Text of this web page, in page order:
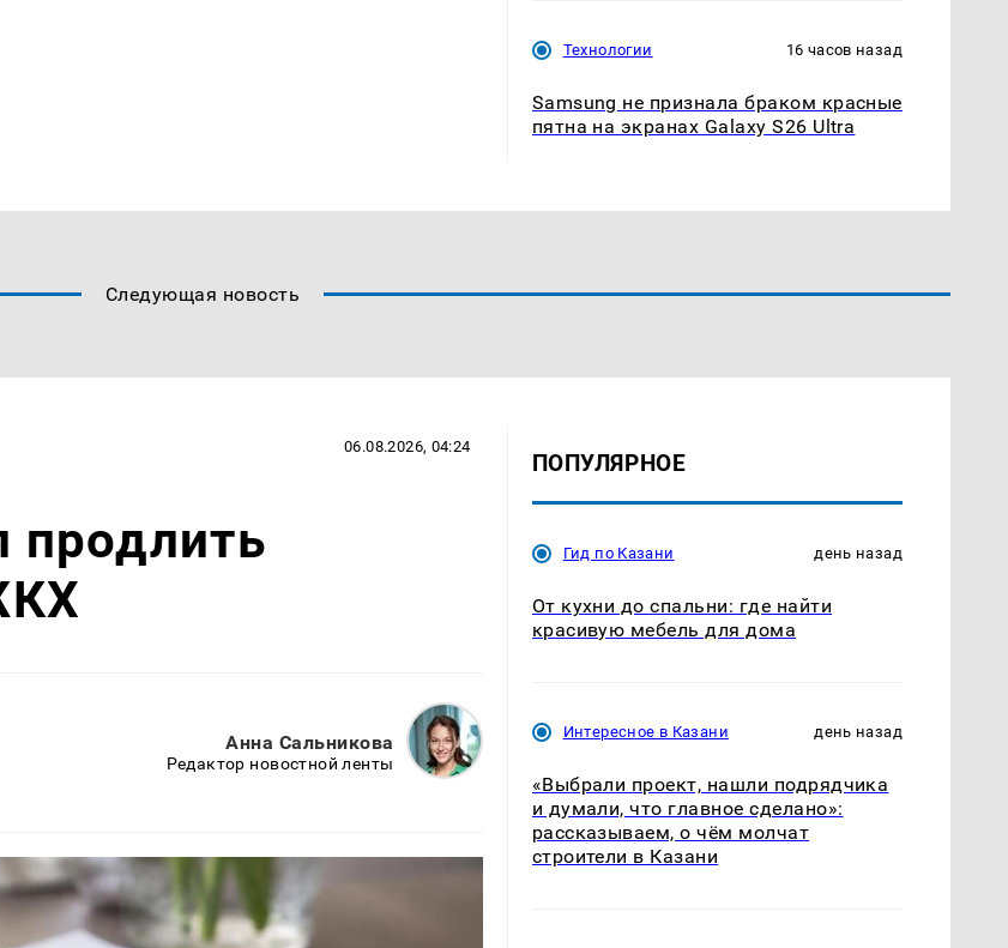
Технологии 16 часов назад
Samsung не признала браком красные
пятна на экранах Galaxy S26 Ultra
Следующая новость
06.08.2026, 04:24
продлить
Анна Сальникова
Редактор новостной ленты
ПОПУЛЯРНОЕ
Гид по Казани день назад
От кухни до спальни: где найти
красивую мебель для дома
Интересное в Казани день назад
«Выбрали проект, нашли подрядчика
и думали, что главное сделано»:
рассказываем, о чём молчат
строители в Казани